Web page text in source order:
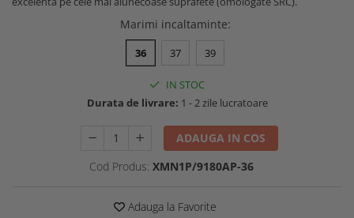
Buzunare externe
Echipamente specializate
Echipamente muncitori ferma
Echipamente mulgatori
Masti protectie
Manusi protectie
Marimi incaltaminte:
36 37 39
IN STOC
Durata de livrare: 1 - 2 zile lucratoare
ADAUGA IN COS
Cod Produs: XMN1P/9180AP-36
Adauga la Favorite